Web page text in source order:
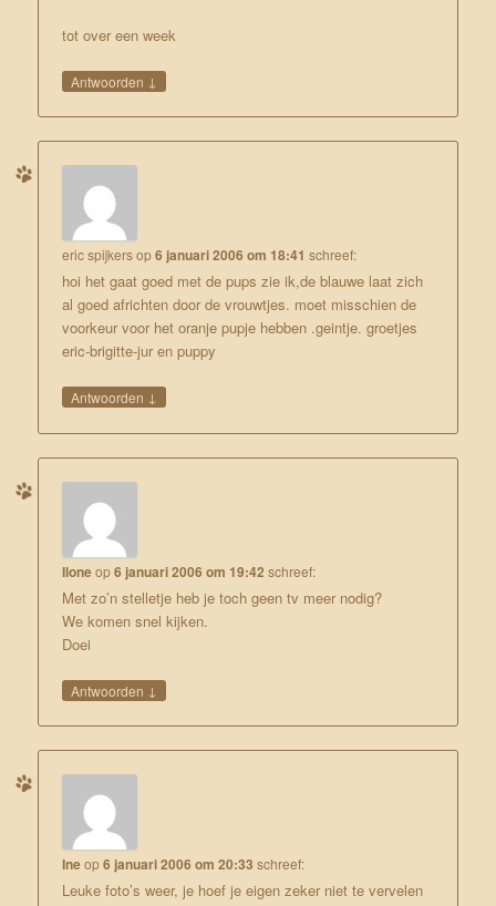
tot over een week
Antwoorden ↓
eric spijkersop6 januari 2006 om 18:41 schreef:
hoi het gaat goed met de pups zie ik,de blauwe laat zich
al goed africhten door de vrouwtjes. moet misschien de
voorkeur voor het oranje pupje hebben .geintje. groetjes
eric-brigitte-jur en puppy
Antwoorden ↓
Iloneop6 januari 2006 om 19:42 schreef:
Met zo’n stelletje heb je toch geen tv meer nodig?
We komen snel kijken.
Doei
Antwoorden ↓
Ineop6 januari 2006 om 20:33 schreef:
Leuke foto’s weer, je hoef je eigen zeker niet te vervelen